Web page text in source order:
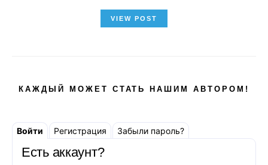
VIEW POST
КАЖДЫЙ МОЖЕТ СТАТЬ НАШИМ АВТОРОМ!
Войти Регистрация Забыли пароль?
Есть аккаунт?